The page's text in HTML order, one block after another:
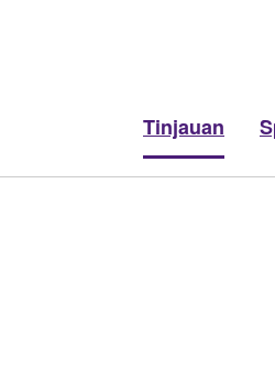
Tinjauan